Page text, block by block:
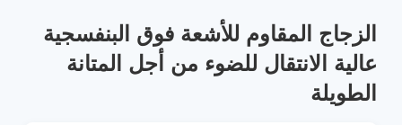
الزجاج المقاوم للأشعة فوق البنفسجية
عالية الانتقال للضوء من أجل المتانة
الطويلة